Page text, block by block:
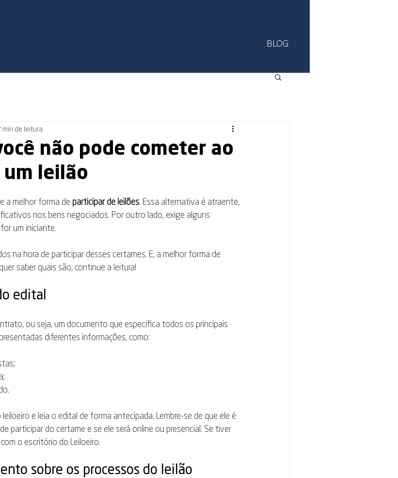
BLOG
não pode cometer ao
leilão
min de leitura
a melhor forma de participar de leilões. Essa alternativa é atraente,
nos bens negociados. Por outro lado, exige alguns
um iniciante.
na hora de participar desses certames. E, a melhor forma de
saber quais são, continue a leitura!
edital
ou seja, um documento que especifica todos os principais
diferentes informações, como:
e leia o edital de forma antecipada. Lembre-se de que ele é
participar do certame e se ele será online ou presencial. Se tiver
o escritório do Leiloeiro.
sobre os processos do leilão